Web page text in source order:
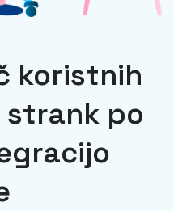
koristnih
po